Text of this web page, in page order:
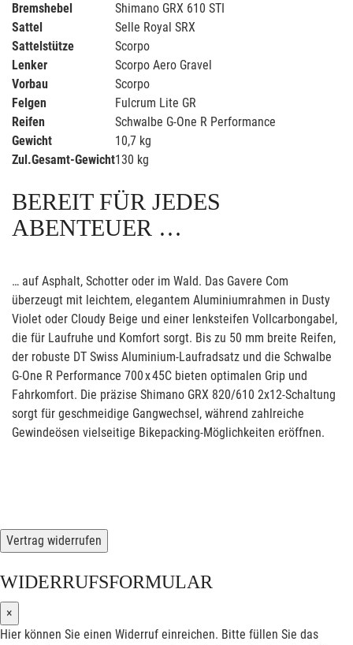
Bremshebel
Shimano GRX 610 STI
Sattel
Selle Royal SRX
Sattelstütze
Scorpo
Lenker
Scorpo Aero Gravel
Vorbau
Scorpo
Felgen
Fulcrum Lite GR
Reifen
Schwalbe G-One R Performance
Gewicht
10,7 kg
Zul.Gesamt-Gewicht130 kg
BEREIT FÜR JEDES
ABENTEUER …
… auf Asphalt, Schotter oder im Wald. Das Gavere Com
überzeugt mit leichtem, elegantem Aluminiumrahmen in Dusty
Violet oder Cloudy Beige und einer lenksteifen Vollcarbongabel,
die für Laufruhe und Komfort sorgt. Bis zu 50 mm breite Reifen,
der robuste DT Swiss Aluminium-Laufradsatz und die Schwalbe
G-One R Performance 700 x 45C bieten optimalen Grip und
Fahrkomfort. Die präzise Shimano GRX 820/610 2x12-Schaltung
sorgt für geschmeidige Gangwechsel, während zahlreiche
Gewindeösen vielseitige Bikepacking-Möglichkeiten eröffnen.
Vertrag widerrufen
WIDERRUFSFORMULAR
×
Hier können Sie einen Widerruf einreichen. Bitte füllen Sie das